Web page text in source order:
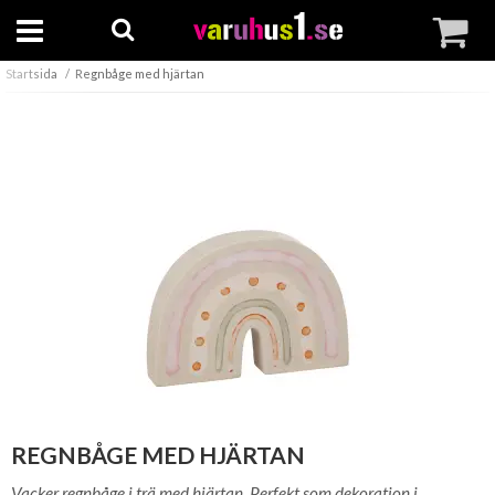
Startsida Regnbåge med hjärtan
REGNBÅGE MED HJÄRTAN